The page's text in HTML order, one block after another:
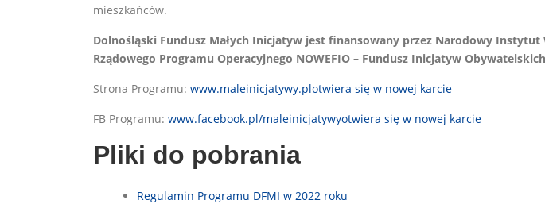
mieszkańców.
Dolnośląski Fundusz Małych Inicjatyw jest finansowany przez Narodowy
Rządowego Programu Operacyjnego NOWEFIO – Fundusz Inicjatyw
Strona Programu: www.maleinicjatywy.plotwiera się w nowej karcie
FB Programu: www.facebook.pl/maleinicjatywyotwiera się w nowej karcie
Pliki do pobrania
Regulamin Programu DFMI w 2022 roku